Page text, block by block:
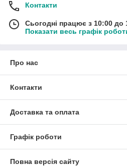
Контакти
Сьогодні працює з 10:00 до
Показати весь графік
Про нас
Контакти
Доставка та оплата
Графік роботи
Повна версія сайту